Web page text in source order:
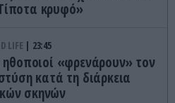
κρυφό»
LIFE 23:45
ηθοποιοί «φρενάρουν» τον
κατά τη διάρκεια
σκηνών